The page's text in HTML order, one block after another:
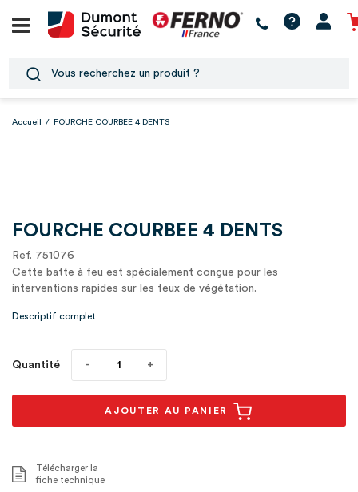
Accueil / FOURCHE COURBEE 4 DENTS
FOURCHE COURBEE 4 DENTS
Ref. 751076
Cette batte à feu est spécialement conçue pour les
interventions rapides sur les feux de végétation.
Descriptif complet
Quantité
AJOUTER AU PANIER
Télécharger la
fiche technique